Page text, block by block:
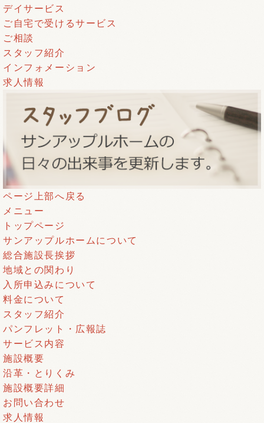
デイサービス
ご自宅で受けるサービス
ご相談
スタッフ紹介
インフォメーション
求人情報
ページ上部へ戻る
メニュー
トップページ
サンアップルホームについて
総合施設長挨拶
地域との関わり
入所申込みについて
料金について
スタッフ紹介
パンフレット・広報誌
サービス内容
施設概要
沿革・とりくみ
施設概要詳細
お問い合わせ
求人情報